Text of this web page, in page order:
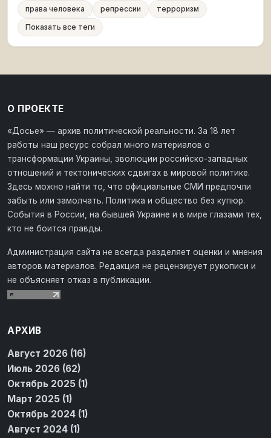
права человека
репрессии
терроризм
Показать все теги
О ПРОЕКТЕ
«Досье» — архив политической реальности. За 18 лет
работы наш ресурс собрал много материалов о
трансформации Украины, эволюции российско-западных
отношений и тектонических сдвигах в мировой политике.
Здесь можно найти то, что официальные СМИ предпочли
забыть или замолчать. Политика и общество без купюр.
События в России, на бывшей Украине и в мире глазами тех,
кто не боится правды.
Администрация сайта не всегда разделяет оценки и мнения
авторов материалов. Редакция не рецензирует рукописи и
не объясняет отказ в публикации.
АРХИВ
Август 2026 (16)
Июль 2026 (62)
Октябрь 2025 (1)
Март 2025 (1)
Октябрь 2024 (1)
Август 2024 (1)